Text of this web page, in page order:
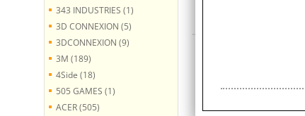
343 INDUSTRIES (1)
3D CONNEXION (5)
3DCONNEXION (9)
3M (189)
4Side (18)
505 GAMES (1)
ACER (505)